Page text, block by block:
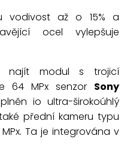
vodivost až o 15% a
ocel vylepšuje
najít modul s trojicí
64 MPx senzor Sony
io ultra-širokoúhlý
přední kameru typu
Ta je integrována v